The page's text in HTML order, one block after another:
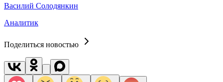
Василий Солодянкин
Аналитик
Поделиться новостью